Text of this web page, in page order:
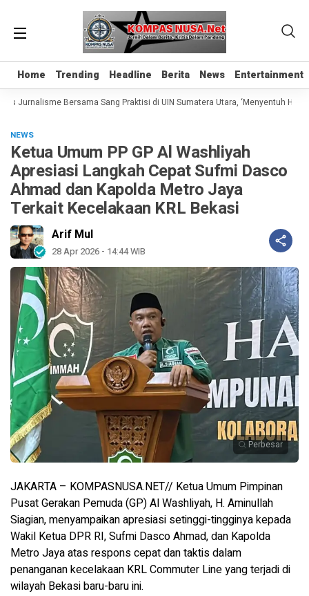
Home Trending Headline Berita News Entertainment
Home Trending Headline Berita News Entertainment
Jurnalisme Bersama Sang Praktisi di UIN Sumatera Utara, ‘Menyentuh Hati
NEWS
Ketua Umum PP GP Al Washliyah
Apresiasi Langkah Cepat Sufmi Dasco
Ahmad dan Kapolda Metro Jaya
Terkait Kecelakaan KRL Bekasi
Arif Mul
28 Apr 2026 - 14:44 WIB
Perbesar
JAKARTA – KOMPASNUSA.NET// Ketua Umum Pimpinan
Pusat Gerakan Pemuda (GP) Al Washliyah, H. Aminullah
Siagian, menyampaikan apresiasi setinggi-tingginya kepada
Wakil Ketua DPR RI, Sufmi Dasco Ahmad, dan Kapolda
Metro Jaya atas respons cepat dan taktis dalam
penanganan kecelakaan KRL Commuter Line yang terjadi di
wilayah Bekasi baru-baru ini.